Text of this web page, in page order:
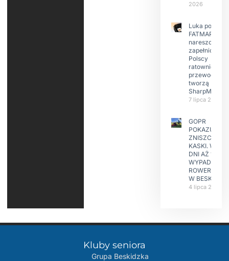
2026
Luka po
FATMAP-ie
nareszcie
zapełniona?
Polscy
ratownicy i
przewodnicy
tworzą
SharpMap
7 lipca 2026
GOPR
POKAZUJE
ZNISZCZONE
KASKI. W
DNI AŻ 15
WYPADKÓW
W
4 lipca 2026
Kluby seniora
Grupa Beskidzka​